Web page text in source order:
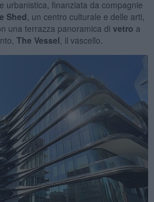
urbanistica, finanziata da compagnie
Shed , un centro culturale e delle arti,
una terrazza panoramica di vetro a
The Vessel , il vascello.